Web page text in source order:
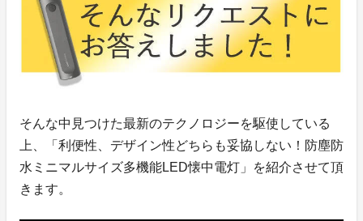
そんな中見つけた最新のテクノロジーを駆使している
上、「利便性、デザイン性どちらも妥協しない！防塵防
水ミニマルサイズ多機能LED懐中電灯」を紹介させて頂
きます。